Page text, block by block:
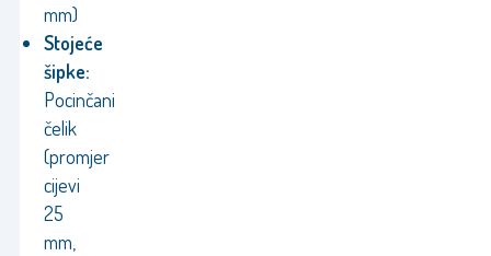
mm)
Stojeće
šipke:
Pocinčani
čelik
(promjer
cijevi
25
mm,